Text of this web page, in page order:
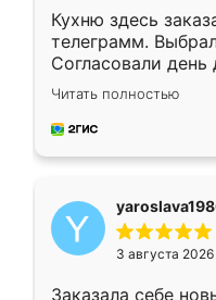
Кухню здесь
телеграмм.
Согласовали
недели кухня
довольны
мебель за
Читать полностью
3 августа 2026
Заказала себе